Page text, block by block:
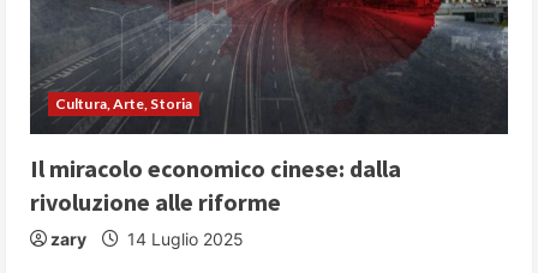
Cultura, Arte, Storia
Il miracolo economico cinese: dalla
rivoluzione alle riforme
zary 14 Luglio 2025